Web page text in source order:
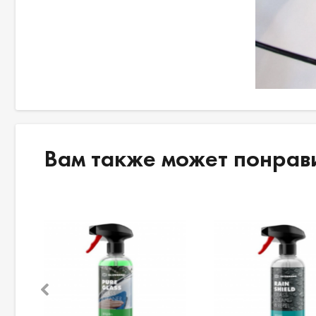
Вам также может